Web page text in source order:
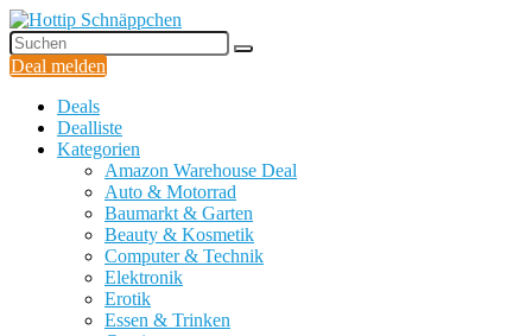
Deal melden
Deals
Dealliste
Kategorien
Amazon Warehouse Deal
Auto & Motorrad
Baumarkt & Garten
Beauty & Kosmetik
Computer & Technik
Elektronik
Erotik
Essen & Trinken